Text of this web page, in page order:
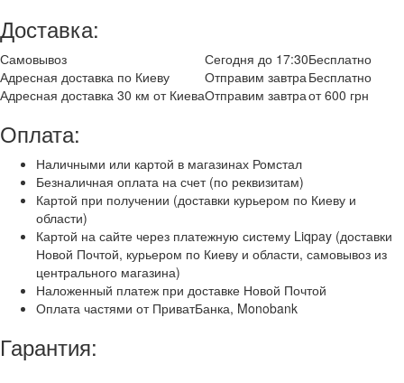
Доставка:
Самовывоз Сегодня до 17:30Бесплатно
Адресная доставка по Киеву
Отправим завтра Бесплатно
Адресная доставка 30 км от КиеваОтправим завтраот 600 грн
Оплата:
Наличными или картой в магазинах Ромстал
Безналичная оплата на счет (по реквизитам)
Картой при получении (доставки курьером по Киеву и
области)
Картой на сайте через платежную систему Liqpay (доставки
Новой Почтой, курьером по Киеву и области, самовывоз из
центрального магазина)
Наложенный платеж при доставке Новой Почтой
Оплата частями от ПриватБанка, Monobank
Гарантия: